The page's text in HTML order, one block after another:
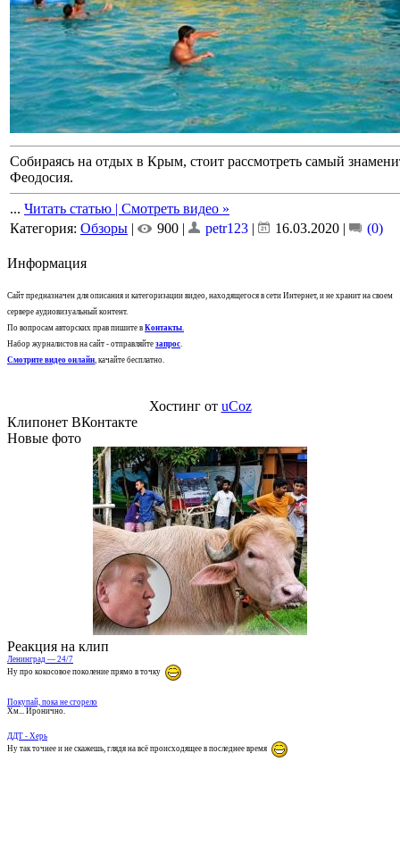
Собираясь на отдых в Крым, стоит рассмотреть самый
Феодосия.
... Читать статью | Смотреть видео »
Категория: Обзоры | 900 | petr123 | 16.03.2020 | (0)
Информация
Сайт предназначен для описания и категоризации видео, находящегося в сети Интернет, и не хранит на своем
сервере аудиовизуальный контент.
По вопросам авторских прав пишите в Контакты.
Набор журналистов на сайт - отправляйте запрос.
Смотрите видео онлайн, качайте бесплатно.
Хостинг от uCoz
Клипонет ВКонтакте
Новые фото
Реакция на клип
Ленинград — 24/7
Ну про кокосовое поколение прямо в точку
Покупай, пока не сгорело
Хм... Иронично.
ДДТ - Херь
Ну так точнее и не скажешь, глядя на всё происходящее в последнее время